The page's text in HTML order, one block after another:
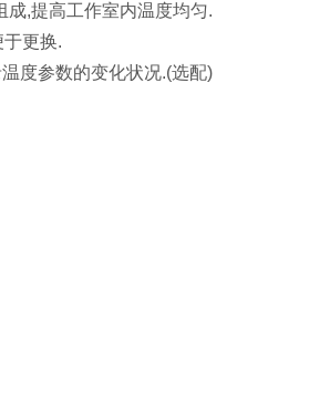
成,提高工作室内温度均匀.
更换.
度参数的变化状况.(选配)